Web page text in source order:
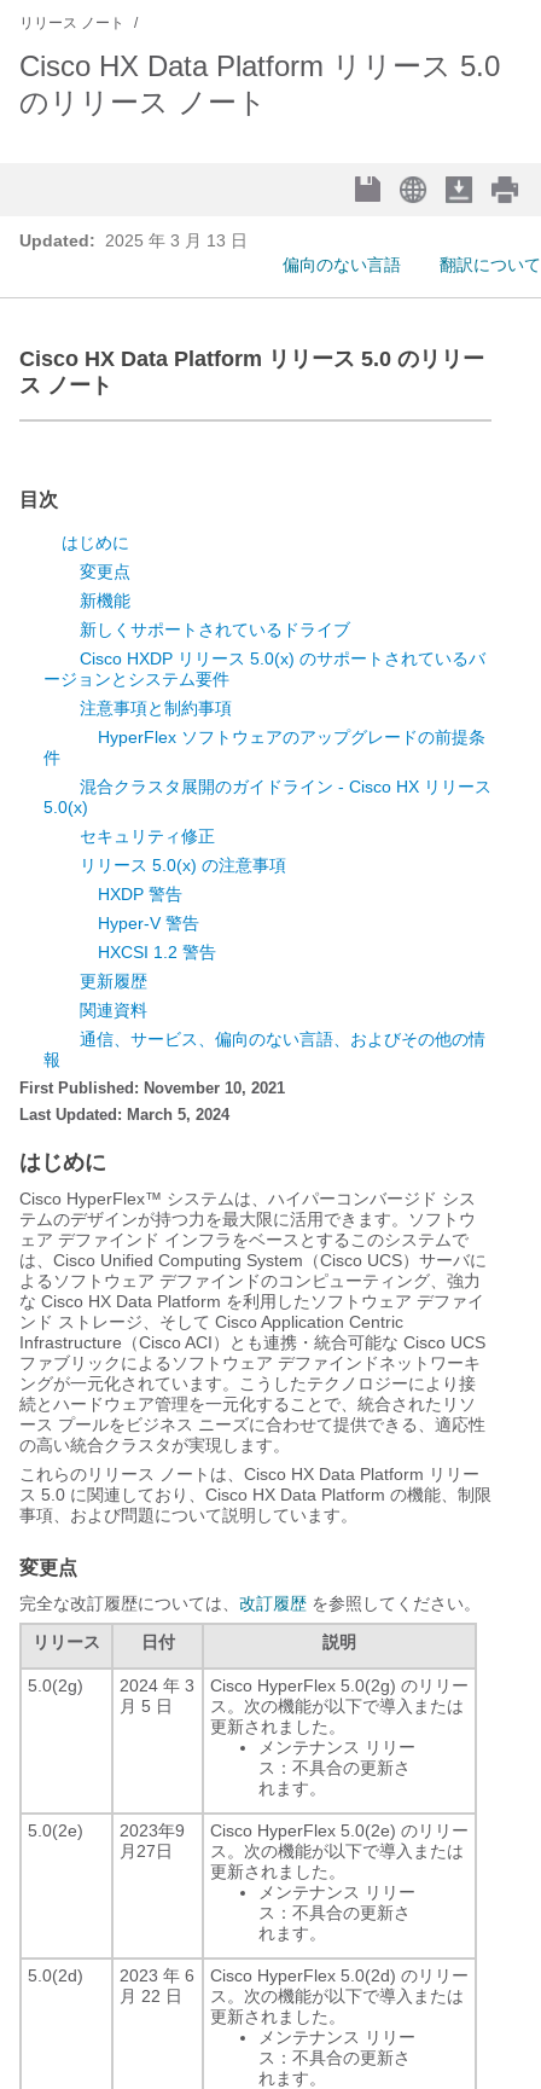
リリース ノート
Cisco HX Data Platform リリース 5.0
のリリース ノート
Updated:
2025 年 3 月 13 日
偏向のない言語
翻訳について
Cisco HX Data Platform リリース 5.0 のリリー
ス ノート
目次
はじめに
変更点
新機能
新しくサポートされているドライブ
Cisco HXDP リリース 5.0(x) のサポートされているバ
ージョンとシステム要件
注意事項と制約事項
HyperFlex ソフトウェアのアップグレードの前提条
件
混合クラスタ展開のガイドライン - Cisco HX リリース
5.0(x)
セキュリティ修正
リリース 5.0(x) の注意事項
HXDP 警告
Hyper-V 警告
HXCSI 1.2 警告
更新履歴
関連資料
通信、サービス、偏向のない言語、およびその他の情
報
First Published: November 10, 2021
Last Updated: March 5, 2024
はじめに
Cisco HyperFlex™ システムは、ハイパーコンバージド シス
テムのデザインが持つ力を最大限に活用できます。ソフトウ
ェア デファインド インフラをベースとするこのシステムで
は、Cisco Unified Computing System（Cisco UCS）サーバに
よるソフトウェア デファインドのコンピューティング、強力
な Cisco HX Data Platform を利用したソフトウェア デファイ
ンド ストレージ、そして Cisco Application Centric
Infrastructure（Cisco ACI）とも連携・統合可能な Cisco UCS
ファブリックによるソフトウェア デファインドネットワーキ
ングが一元化されています。こうしたテクノロジーにより接
続とハードウェア管理を一元化することで、統合されたリソ
ース プールをビジネス ニーズに合わせて提供できる、適応性
の高い統合クラスタが実現します。
これらのリリース ノートは、Cisco HX Data Platform リリー
ス 5.0 に関連しており、Cisco HX Data Platform の機能、制限
事項、および問題について説明しています。
変更点
完全な改訂履歴については、 改訂履歴 を参照してください。
リリース
日付 説明
5.0(2g)
2024 年 3
月 5 日
Cisco HyperFlex 5.0(2g) のリリー
ス。次の機能が以下で導入または
更新されました。
メンテナンス リリー
ス：不具合の更新さ
れます。
5.0(2e)
2023年9
月27日
Cisco HyperFlex 5.0(2e) のリリー
ス。次の機能が以下で導入または
更新されました。
メンテナンス リリー
ス：不具合の更新さ
れます。
5.0(2d)
2023 年 6
月 22 日
Cisco HyperFlex 5.0(2d) のリリー
ス。次の機能が以下で導入または
更新されました。
メンテナンス リリー
ス：不具合の更新さ
れます。